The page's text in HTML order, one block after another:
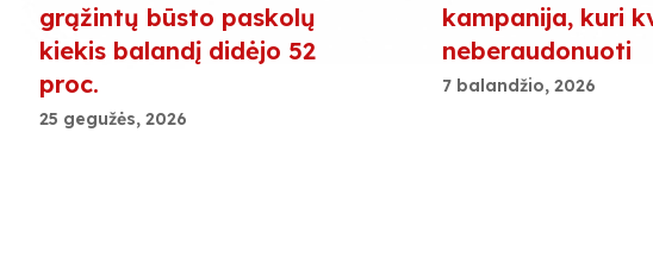
grąžintų būsto paskolų
kiekis balandį didėjo 52
proc.
25 gegužės, 2026
kampanija, kuri
neberaudonuoti
7 balandžio, 2026